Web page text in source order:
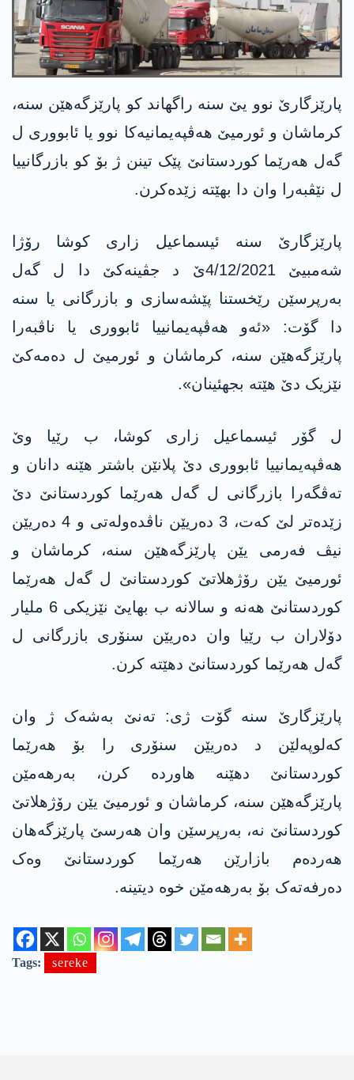
پارێزگارێ نوو یێ سنە راگهاند کو پارێزگه‌هێن سنە،
کرماشان و ئورمیێ هەڤپەیمانیەکا نوو یا ئابووری ل
گه‌ل هه‌رێما كوردستانێ پێک تینن ژ بۆ كو بازرگانییا
ل نێڤبه‌را وان دا بهێته‌ زێده‌كرن.
پارێزگارێ سنە ئیسماعیل زاری کوشا رۆژا
شەمبیێ 4/12/2021ێ د جڤینەکێ دا ل گەل
بەرپرسێن رێخستنا پێشەسازی و بازرگانی یا سنە
دا گۆت: «ئەو هەڤپەیمانییا ئابووری یا ناڤبەرا
پارێزگەهێن سنە، کرماشان و ئورمیێ ل ده‌مه‌كێ
نێزیک دێ هێته‌ بجهئینان».
ل گۆر ئیسماعیل زاری کوشا، ب رێیا وێ
هەڤپەیمانییا ئابووری دێ پلانێن باشتر هێنه‌ دانان و
تەڤگەرا بازرگانی ل گەل هەرێما کوردستانێ دێ
زێدەتر لێ كه‌ت، 3 دەریێن ناڤدەولەتی و 4 دەریێن
نیڤ فەرمی یێن پارێزگەهێن سنە، کرماشان و
ئورمیێ یێن رۆژهلاتێ کوردستانێ ل گەل هەرێما
کوردستانێ هەنە و سالانە ب بهایێ نێزیکی 6 ملیار
دۆلاران ب رێیا وان دەریێن سنۆری بازرگانی ل
گەل هەرێما کوردستانێ دهێته‌ کرن.
پارێزگارێ سنه‌ گۆت ژی: تەنێ بەشەک ژ وان
کەلوپەلێن د دەریێن سنۆری را بۆ هەرێما
کوردستانێ دهێنه‌ هاوردە کرن، بەرهەمێن
پارێزگه‌هێن سنە، کرماشان و ئورمیێ یێن رۆژهلاتێ
کوردستانێ نە، بەرپرسێن وان هەرسێ پارێزگەهان
هەردەم بازارێن هەرێما کوردستانێ وەک
دەرفەتەک بۆ بەرهەمێن خوە دیتینە.
Tags: sereke